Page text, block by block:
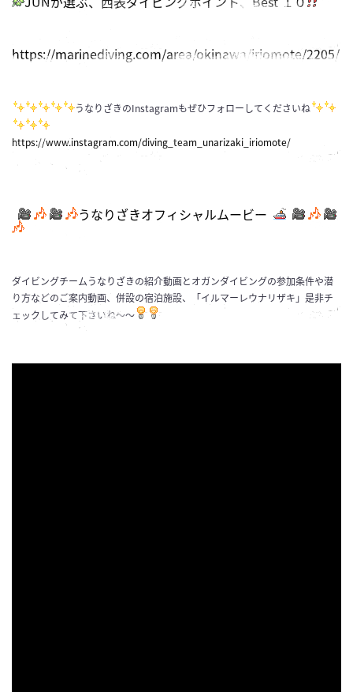
https://marinediving.com/area/okinawa/iriomote/2205/
うなりざきのInstagramもぜひフォローしてくださいね
https://www.instagram.com/diving_team_unarizaki_iriomote/
うなりざきオフィシャルムービー
ダイビングチームうなりざきの紹介動画とオガンダイビングの参加条件や潜
り方などのご案内動画、併設の宿泊施設、「イルマーレウナリザキ」是非チ
ェックしてみて下さいね～～